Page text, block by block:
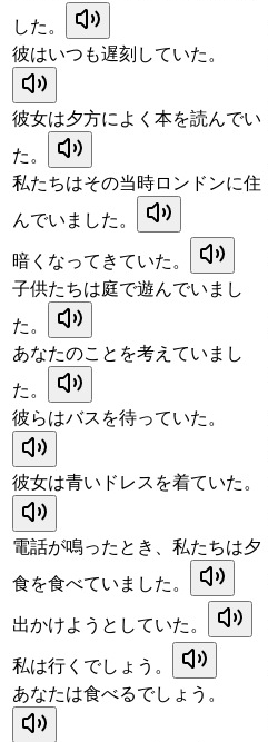
した。
彼はいつも遅刻していた。
彼女は夕方によく本を読んでい
た。
私たちはその当時ロンドンに住
んでいました。
暗くなってきていた。
子供たちは庭で遊んでいまし
た。
あなたのことを考えていまし
た。
彼らはバスを待っていた。
彼女は青いドレスを着ていた。
電話が鳴ったとき、私たちは夕
食を食べていました。
出かけようとしていた。
私は行くでしょう。
あなたは食べるでしょう。